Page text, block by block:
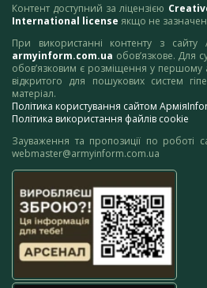
Контент доступний за ліцензією
International license якщо не
При використанні контенту з
armyinform.com.ua обов’язкове. Для
обов’язковим є розміщення у першому
відкритого для пошукових систем
матеріал.
Політика користування сайтом
Політика використання файлів cookie
Зауваження та пропозиції по роботі
webmaster@armyinform.com.ua